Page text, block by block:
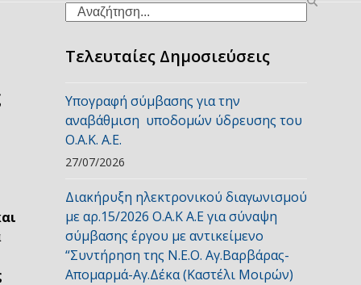
Search
Τελευταίες Δημοσιεύσεις
Υπογραφή σύμβασης για την
αναβάθμιση υποδομών ύδρευσης του
Ο.Α.Κ. Α.Ε.
27/07/2026
Διακήρυξη ηλεκτρονικού διαγωνισμού
με αρ.15/2026 Ο.Α.Κ Α.Ε για σύναψη
σύμβασης έργου με αντικείμενο
“Συντήρηση της Ν.Ε.Ο. Αγ.Βαρβάρας-
Απομαρμά-Αγ.Δέκα (Καστέλι Μοιρών)